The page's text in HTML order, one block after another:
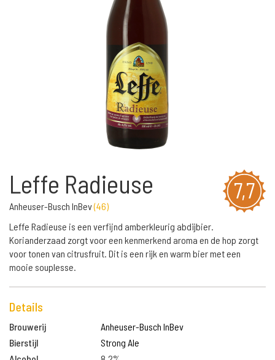
7,7
Leffe Radieuse
Anheuser-Busch InBev(46)
Leffe Radieuse is een verfijnd amberkleurig abdijbier.
Korianderzaad zorgt voor een kenmerkend aroma en de hop zorgt
voor tonen van citrusfruit. Dit is een rijk en warm bier met een
mooie souplesse.
Details
Brouwerij
Anheuser-Busch InBev
Bierstijl
Strong Ale